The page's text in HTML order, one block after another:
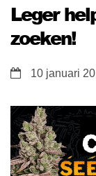
Leger
zoeken!
10 januari